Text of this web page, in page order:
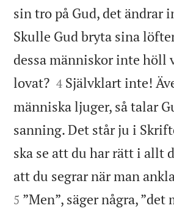
sin tro på Gud, det ändrar
Skulle Gud bryta sina
dessa människor inte höll
lovat?
4 Självklart inte!
människa ljuger, så talar
sanning. Det står ju i
ska se att du har rätt i allt
att du segrar när man
5 ”Men”, säger några, ”det